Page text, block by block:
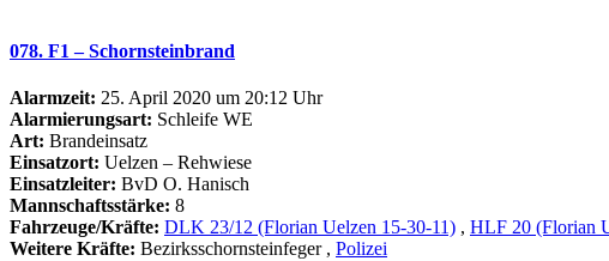
078. F1 – Schornsteinbrand
Alarmzeit: 25. April 2020 um 20:12 Uhr
Alarmierungsart: Schleife WE
Art: Brandeinsatz
Einsatzort: Uelzen – Rehwiese
Einsatzleiter: BvD O. Hanisch
Mannschaftsstärke: 8
Fahrzeuge/Kräfte: DLK 23/12 (Florian Uelzen 15-30-11) , HLF 20 (Florian
Weitere Kräfte: Bezirksschornsteinfeger , Polizei